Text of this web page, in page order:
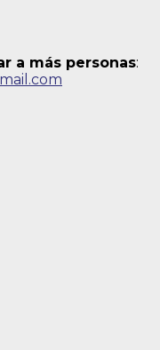
a más personas: